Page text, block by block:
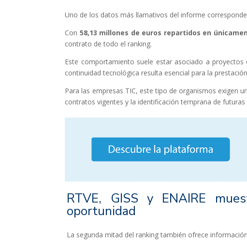
Uno de los datos más llamativos del informe
Con 58,13 millones de euros repartidos en
contrato de todo el ranking.
Este comportamiento suele estar asociado a
continuidad tecnológica resulta esencial para la
Para las empresas TIC, este tipo de organismos exigen
contratos vigentes y la identificación temprana de futuras
RTVE, GISS y ENAIRE
oportunidad
La segunda mitad del ranking también ofrece